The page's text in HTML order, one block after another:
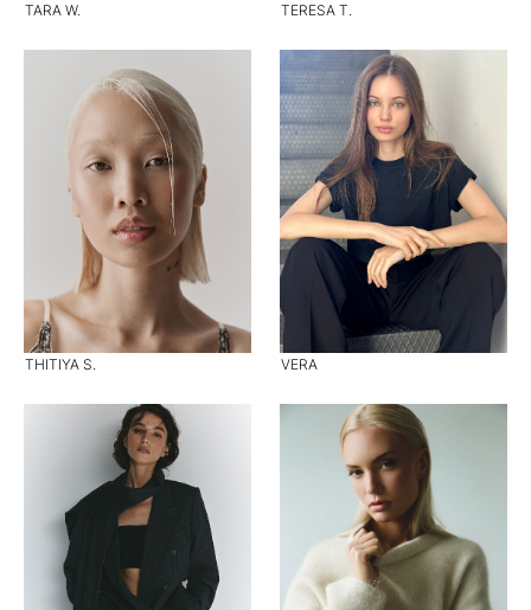
TARA W. TERESA T.
THITIYA S. VERA